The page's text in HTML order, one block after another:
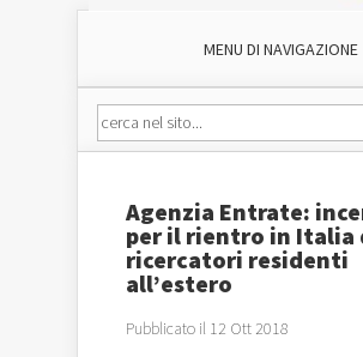
MENU DI NAVIGAZIONE
Agenzia Entrate:
per il rientro in Italia
ricercatori residenti
all’estero
Pubblicato il 12 Ott 2018